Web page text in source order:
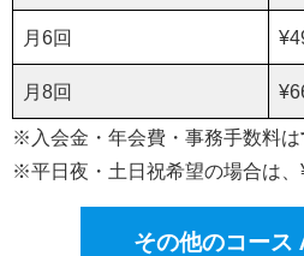
月6回
月8回
※入会金・年会費・事務手数料は
※平日夜・土日祝希望の場合は、
その他のコース